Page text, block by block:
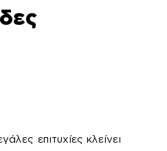
επιτυχίες κλείνει